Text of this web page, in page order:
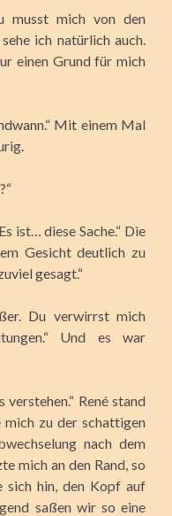
musst mich von den
ich natürlich auch.
einen Grund für mich
Mit einem Mal
ist… diese Sache.“ Die
Gesicht deutlich zu
gesagt.“
Du verwirrst mich
Und es war
verstehen.“ René stand
zu der schattigen
nach dem
mich an den Rand, so
sich hin, den Kopf auf
saßen wir so eine